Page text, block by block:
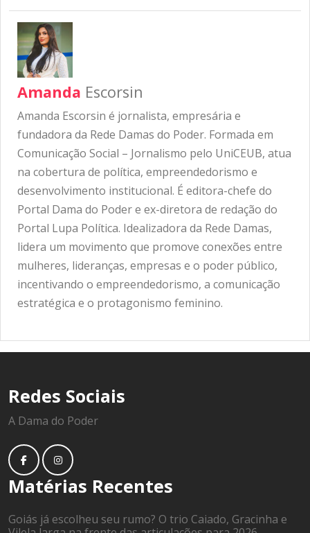
Amanda Escorsin
Amanda Escorsin é jornalista, empresária e
fundadora da Rede Damas do Poder. Formada em
Comunicação Social – Jornalismo pelo UniCEUB, atua
na cobertura de política, empreendedorismo e
desenvolvimento institucional. É editora-chefe do
Portal Dama do Poder e ex-diretora de redação do
Portal Lupa Política. Idealizadora da Rede Damas,
lidera um movimento que promove conexões entre
mulheres, lideranças, empresas e o poder público,
incentivando o empreendedorismo, a comunicação
estratégica e o protagonismo feminino.
Redes Sociais
A Dama do Poder
Matérias Recentes
Goiás já escolheu seu rumo? O trio Caiado, Gracinha e